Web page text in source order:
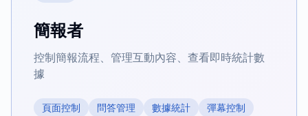
簡報者
控制簡報流程、管理互動內容、查看即時統計數
據
頁面控制 問答管理 數據統計
彈幕控制